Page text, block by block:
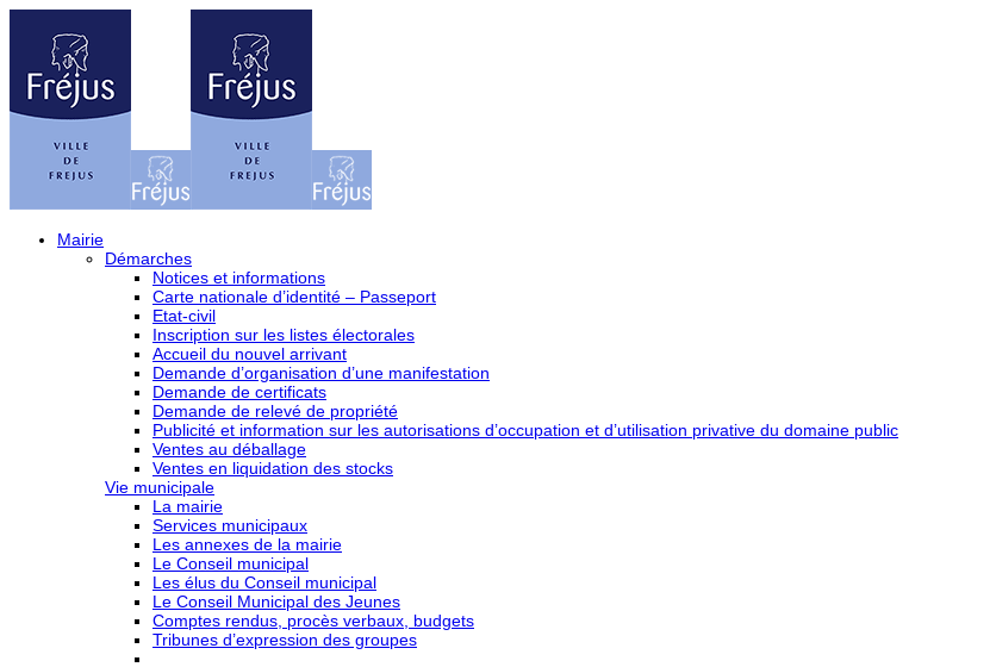
Mairie
Démarches
Notices et informations
Carte nationale d’identité – Passeport
Etat-civil
Inscription sur les listes électorales
Accueil du nouvel arrivant
Demande d’organisation d’une manifestation
Demande de certificats
Demande de relevé de propriété
Publicité et information sur les autorisations d’occupation et d’utilisation privative du domaine public
Ventes au déballage
Ventes en liquidation des stocks
Vie municipale
La mairie
Services municipaux
Les annexes de la mairie
Le Conseil municipal
Les élus du Conseil municipal
Le Conseil Municipal des Jeunes
Comptes rendus, procès verbaux, budgets
Tribunes d’expression des groupes